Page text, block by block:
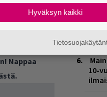
Nappaa
10-
Hyväksyn kaikki